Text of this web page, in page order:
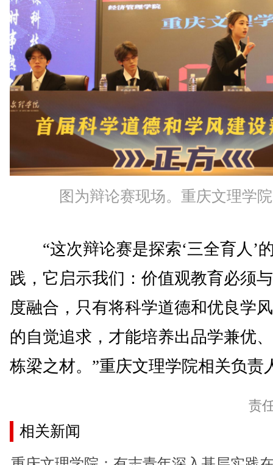
图为辩论赛现场。重庆文理学
“这次辩论赛是探索‘三全育人’
践，它启示我们：价值观教育必须
度融合，只有将科学道德和优良学
的自觉追求，才能培养出品学兼优
栋梁之材。”重庆文理学院相关负责
责
相关新闻